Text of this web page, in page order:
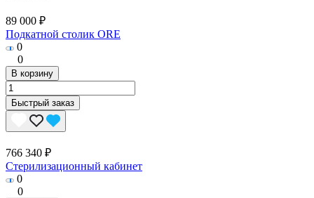
89 000 ₽
Подкатной столик ORE
0
0
В корзину
Быстрый заказ
766 340 ₽
Стерилизационный кабинет
0
0